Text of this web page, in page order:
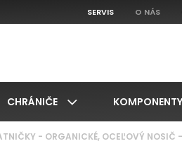
SERVIS O NÁS
CHRÁNIČE KOMPONENTY
- ORGANICKÉ, OCEĽOVÝ NOSIČ